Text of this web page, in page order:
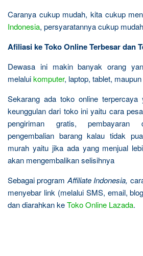
Caranya cukup mudah, kita cukup
Indonesia, persyaratannya cukup
Afiliasi ke Toko Online Terbesar dan
Dewasa ini makin banyak orang
melaluikomputer, laptop, tablet, maupun
Sekarang ada toko online terpercaya
keunggulan dari toko ini yaitu cara
pengiriman gratis,
pengembalian barang kalau tidak
murah yaitu jika ada yang menjual
akan mengembalikan selisihnya
Sebagai program Affiliate Indonesia,
menyebar link (melalui SMS, email,
dan diarahkan keToko Online Lazada.